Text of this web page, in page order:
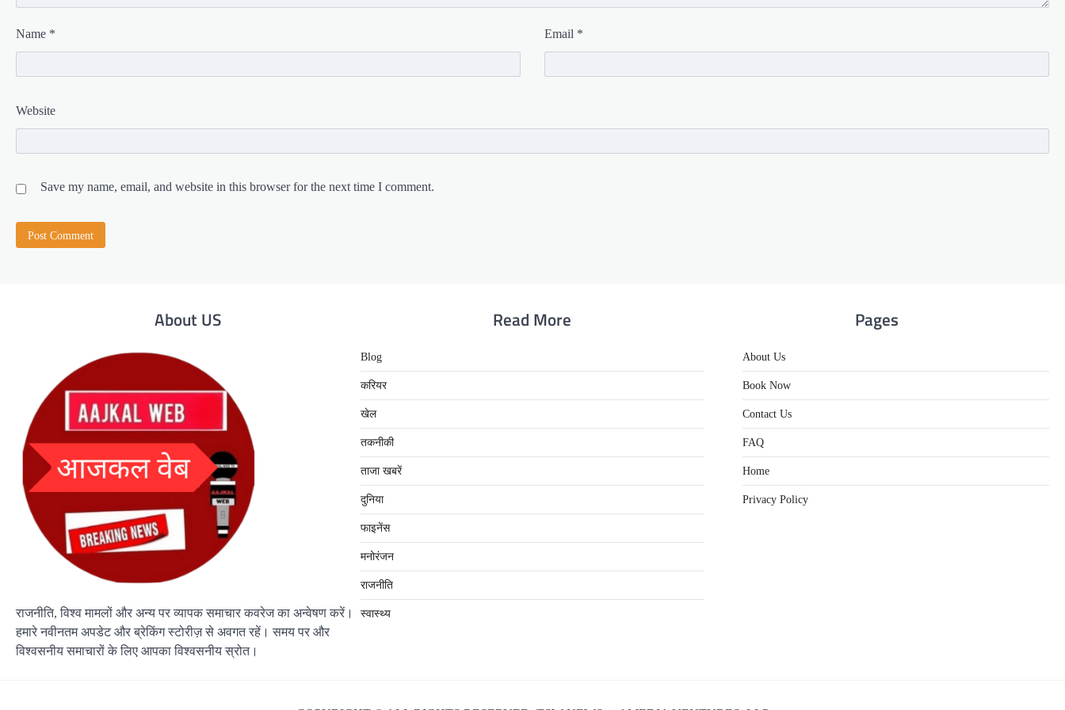
Name * Email *
Website
Save my name, email, and website in this browser for the next time I comment.
About US
राजनीति, विश्व मामलों और अन्य पर व्यापक समाचार कवरेज का अन्वेषण करें।
हमारे नवीनतम अपडेट और ब्रेकिंग स्टोरीज़ से अवगत रहें। समय पर और
विश्वसनीय समाचारों के लिए आपका विश्वसनीय स्रोत।
Read More
Blog
करियर
खेल
तकनीकी
ताजा खबरें
दुनिया
फाइनेंस
मनोरंजन
राजनीति
स्वास्थ्य
Pages
About Us
Book Now
Contact Us
FAQ
Home
Privacy Policy